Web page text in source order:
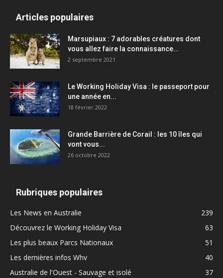
Articles populaires
Marsupiaux : 7 adorables créatures dont
vous allez faire la connaissance...
2 septembre 2021
Le Working Holiday Visa : le passeport pour
une année en...
18 février 2022
Grande Barrière de Corail : les 10 îles qui
vont vous...
26 octobre 2022
Rubriques populaires
Les News en Australie
239
Découvrez le Working Holiday Visa
63
Les plus beaux Parcs Nationaux
51
Les dernières infos Whv
40
Australie de l'Ouest - Sauvage et isolé
37